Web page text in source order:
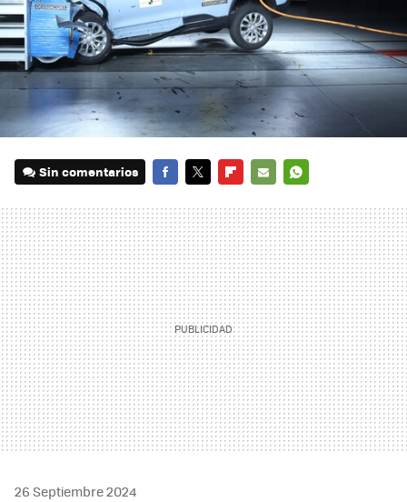
Sin comentarios
MAIL
26 Septiembre 2024